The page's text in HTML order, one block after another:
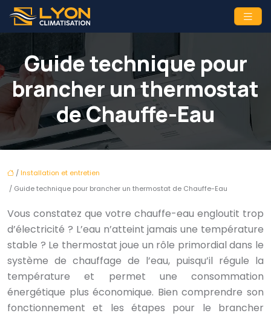
Guide technique pour
brancher un thermostat
de Chauffe-Eau
/ Installation et entretien
/ Guide technique pour brancher un thermostat de Chauffe-Eau
Vous constatez que votre chauffe-eau engloutit trop
d’électricité ? L’eau n’atteint jamais une température
stable ? Le thermostat joue un rôle primordial dans le
système de chauffage de l’eau, puisqu’il régule la
température et permet une consommation
énergétique plus économique. Bien comprendre son
fonctionnement et les étapes pour le brancher